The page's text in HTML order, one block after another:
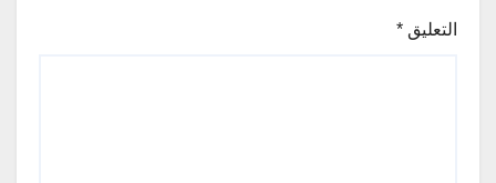
التعليق *